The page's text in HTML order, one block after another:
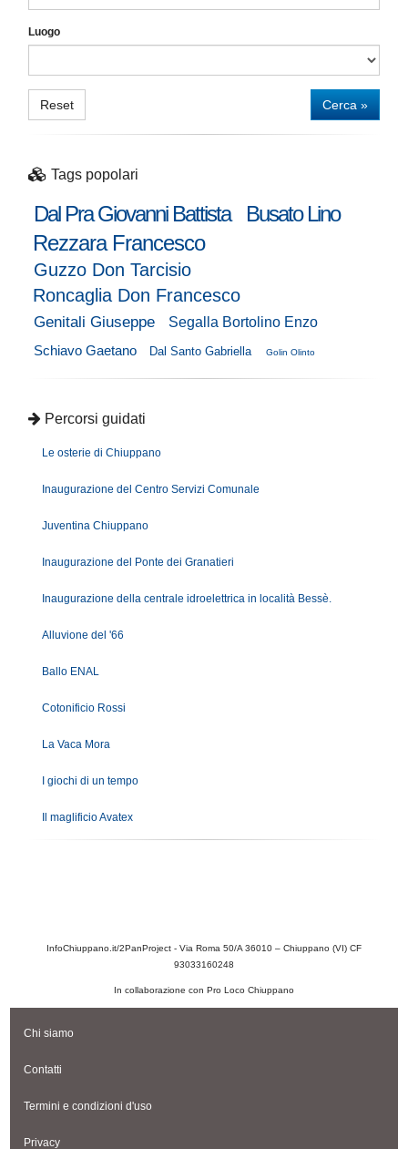
Luogo
Reset Cerca »
Tags popolari
Dal Pra Giovanni Battista
Busato Lino
Rezzara Francesco
Guzzo Don Tarcisio
Roncaglia Don Francesco
Genitali Giuseppe
Segalla Bortolino Enzo
Schiavo Gaetano
Dal Santo Gabriella Golin Olinto
Percorsi guidati
Le osterie di Chiuppano
Inaugurazione del Centro Servizi Comunale
Juventina Chiuppano
Inaugurazione del Ponte dei Granatieri
Inaugurazione della centrale idroelettrica in località Bessè.
Alluvione del '66
Ballo ENAL
Cotonificio Rossi
La Vaca Mora
I giochi di un tempo
Il maglificio Avatex
InfoChiuppano.it/2PanProject - Via Roma 50/A 36010 – Chiuppano (VI) CF
93033160248
In collaborazione con Pro Loco Chiuppano
Chi siamo
Contatti
Termini e condizioni d'uso
Privacy